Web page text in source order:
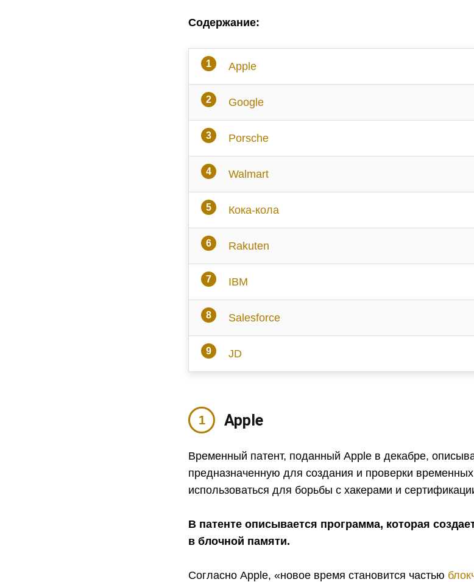
Содержание:
Apple
Google
Porsche
Walmart
Кока-кола
Rakuten
IBM
Salesforce
JD
Apple
Временный патент, поданный Apple в декабре,
предназначенную для создания и проверки
использоваться для борьбы с хакерами и
В патенте описывается программа, которая
в блочной памяти.
Согласно Apple, «новое время становится частью